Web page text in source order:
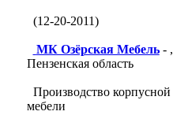
(12-20-2011)
МК Озёрская Мебель- ,
Пензенская область
Производство корпусной
мебели